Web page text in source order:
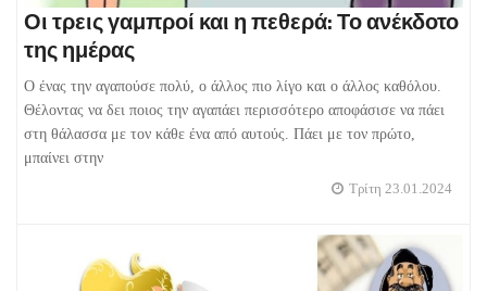
Οι τρεις γαμπροί και η πεθερά: Το ανέκδοτο
της ημέρας
Ο ένας την αγαπούσε πολύ, ο άλλος πιο λίγο και ο άλλος καθόλου.
Θέλοντας να δει ποιος την αγαπάει περισσότερο αποφάσισε να πάει
στη θάλασσα με τον κάθε ένα από αυτούς. Πάει με τον πρώτο,
μπαίνει στην
Τρίτη 23.01.2024